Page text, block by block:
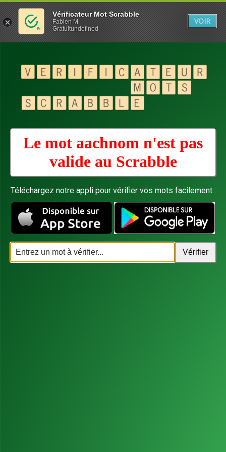
Le mot aachnom n'est pas
valide au Scrabble
Téléchargez notre appli pour vérifier vos mots facilement :
Vérificateur Mot Scrabble
Fabien M
Gratuitundefined
VOIR